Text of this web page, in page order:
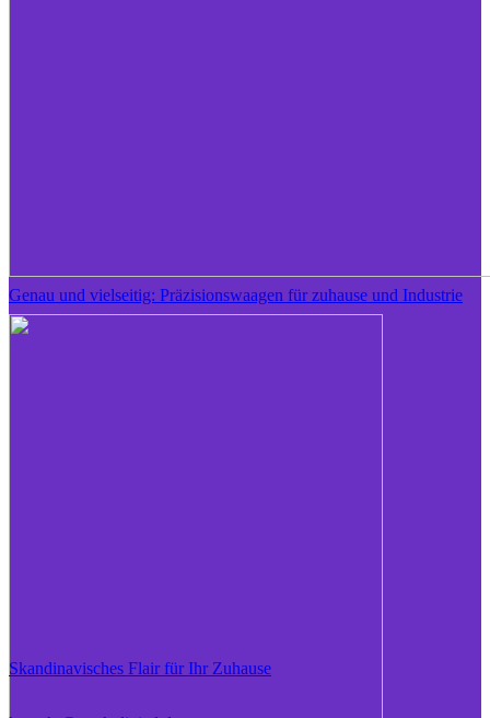
Genau und vielseitig: Präzisionswaagen für zuhause und Industrie
Skandinavisches Flair für Ihr Zuhause